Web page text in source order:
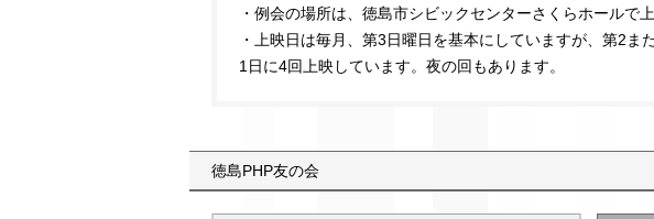
・例会の場所は、徳島市シビックセンターさくらホールで
・上映日は毎月、第3日曜日を基本にしていますが、第2ま
1日に4回上映しています。夜の回もあります。
徳島PHP友の会